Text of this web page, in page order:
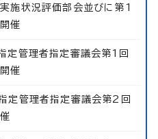
施状況評価部会並びに第1
催
定管理者指定審議会第1回
催
定管理者指定審議会第2回